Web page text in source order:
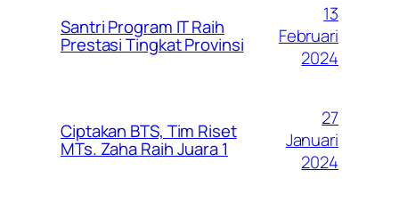
Santri Program IT Raih
Prestasi Tingkat Provinsi
13
Februari
2024
Ciptakan BTS, Tim Riset
MTs. Zaha Raih Juara 1
27
Januari
2024